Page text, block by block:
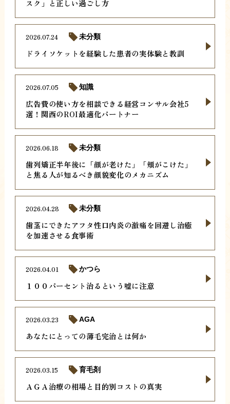
スク」と正しい過ごし方
ドライソケットを経験した患者の実体験と教訓
2026.07.24 未分類
広告費の使い方を相談できる経営コンサル会社5
選！関西のROI最適化パートナー
2026.07.05 知識
歯列矯正半年後に「顔が老けた」「頬がこけた」
と焦る人が知るべき顔貌変化のメカニズム
2026.06.18 未分類
歯茎にできたアフタ性口内炎の激痛を回避し治癒
を加速させる食事術
2026.04.28 未分類
１００パーセント治るという嘘に注意
2026.04.01 かつら
あなたにとっての薄毛完治とは何か
2026.03.23 AGA
ＡＧＡ治療の相場と目的別コストの真実
2026.03.15 育毛剤